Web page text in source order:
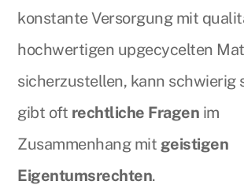
konstante Versorgung mit
hochwertigen upgecycelten
sicherzustellen, kann schwierig
gibt oft rechtliche Fragen im
Zusammenhang mit geistigen
Eigentumsrechten.